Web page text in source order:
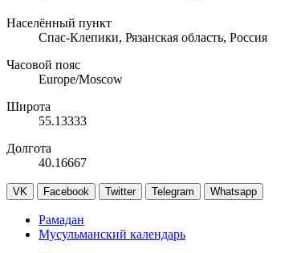
Населённый пункт
Спас-Клепики, Рязанская область, Россия
Часовой пояс
Europe/Moscow
Широта
55.13333
Долгота
40.16667
VK Facebook Twitter Telegram Whatsapp
Рамадан
Мусульманский календарь